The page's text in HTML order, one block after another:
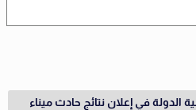
في إعلان نتائج حادث ميناء